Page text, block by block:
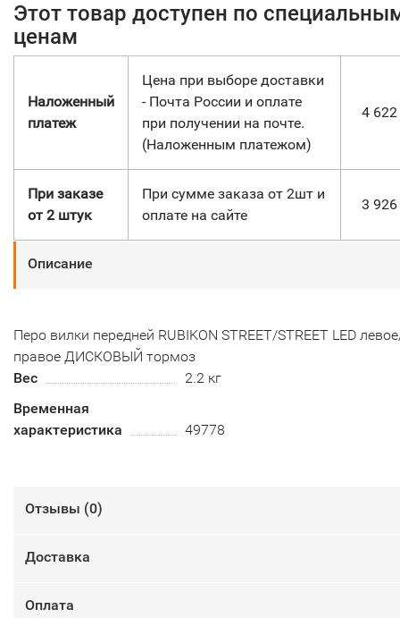
Этот товар доступен по
ценам
Наложенный
платеж
Цена при выборе доставки
- Почта России и оплате
при получении на почте.
(Наложенным платежом)
4 622
При заказе
от 2 штук
При сумме заказа от 2шт и
оплате на сайте
3 926
Описание
Перо вилки передней RUBIKON STREET/STREET LED
правое ДИСКОВЫЙ тормоз
Вес
2.2 кг
Временная
характеристика
49778
Отзывы (0)
Доставка
Оплата